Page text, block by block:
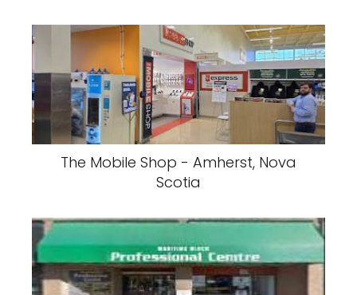
The Mobile Shop - Amherst, Nova
Scotia